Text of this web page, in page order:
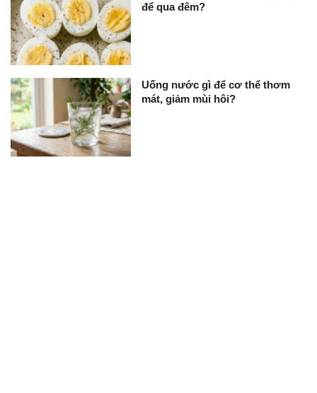
để qua đêm?
Uống nước gì để cơ thể thơm
mát, giảm mùi hôi?